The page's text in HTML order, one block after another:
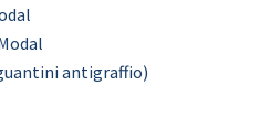
antigraffio)